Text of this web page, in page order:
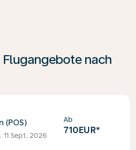
nach
(POS)
11 Sept. 2026
Ab
710EUR*